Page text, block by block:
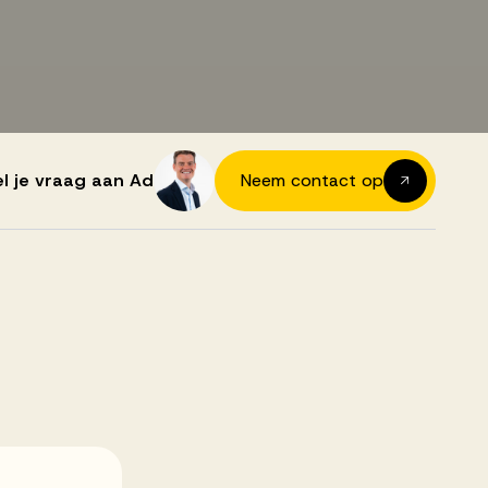
je vraag aan Ad Neem contact op